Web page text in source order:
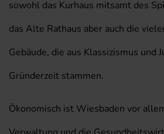
sowohl das Kurhaus mitsamt des
das Alte Rathaus aber auch die
Gebäude, die aus Klassizismus und
Gründerzeit stammen.
Ökonomisch ist Wiesbaden vor